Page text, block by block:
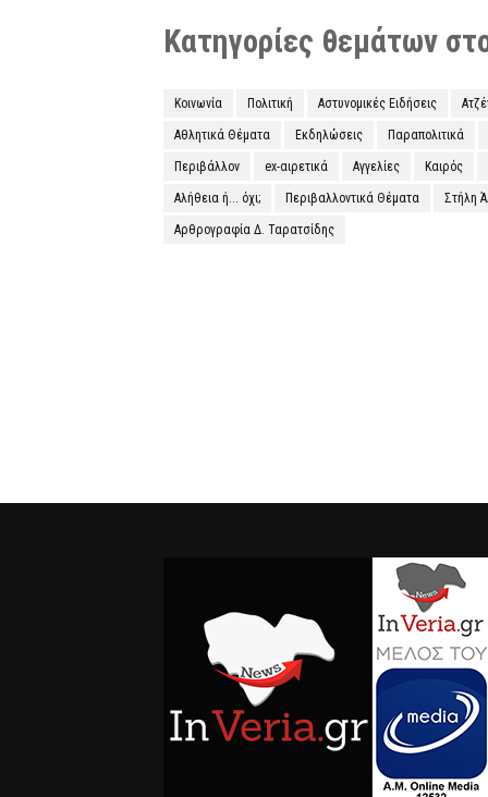
Κατηγορίες θεμάτων
Κοινωνία Πολιτική Αστυνομικές Ειδήσεις
Αθλητικά Θέματα Εκδηλώσεις Παραπολιτικά
Περιβάλλον ex-αιρετικά Αγγελίες Καιρός
Αλήθεια ή... όχι; Περιβαλλοντικά Θέματα Στήλη
Αρθρογραφία Δ. Ταρατσίδης